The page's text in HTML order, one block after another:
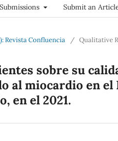
Submissions Submit an
Revista Confluencia / Qualitative
sobre su
al miocardio en el
en el 2021.